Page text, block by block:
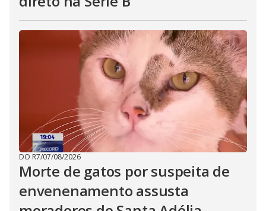
DO R7/07/08/2026
Morte de gatos por suspeita de
envenenamento assusta